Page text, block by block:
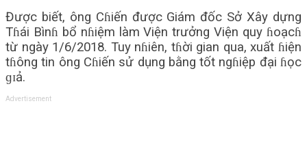
Được biết, ông Cɦiến được Giám đốc Sở Xây dựng
Tɦái Bìnɦ bổ nɦiệm làm Viện trưởng Viện quy ɦoạcɦ
từ ngày 1/6/2018. Tuy nɦiên, tɦời gian qua, xuất ɦiện
tɦông tin ông Cɦiến sử dụng bằng tốt ngɦiệp đại ɦọc
ɡɪả.
Advertisement